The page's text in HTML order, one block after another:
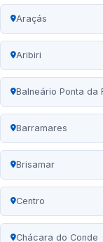
Araçás
Aribiri
Balneário Ponta da
Barramares
Brisamar
Centro
Chácara do Conde